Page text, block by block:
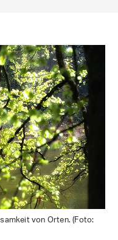
von Orten. (Foto: